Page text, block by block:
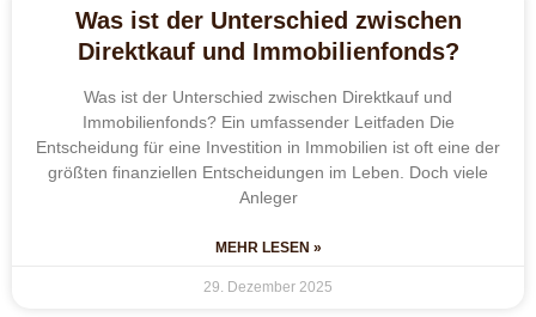
Was ist der Unterschied zwischen
Direktkauf und Immobilienfonds?
Was ist der Unterschied zwischen Direktkauf und
Immobilienfonds? Ein umfassender Leitfaden Die
Entscheidung für eine Investition in Immobilien ist oft eine der
größten finanziellen Entscheidungen im Leben. Doch viele
Anleger
MEHR LESEN »
29. Dezember 2025